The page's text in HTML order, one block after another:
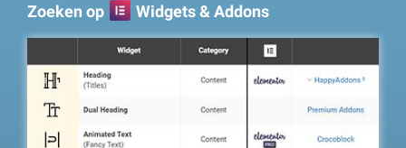
Zoeken op Widgets & Addons